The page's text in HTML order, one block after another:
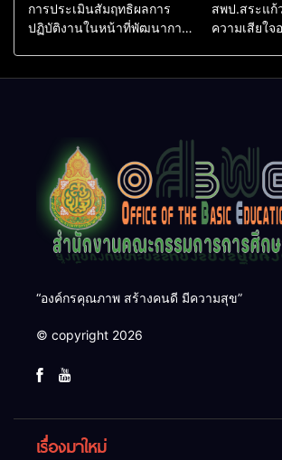
การประเมินสัมฤทธิผลการ
ปฏิบัติงานในหน้าที่พัฒนาการ
สพป.สระแก้
ความเสียใจ
“องค์กรคุณภาพ สร้างคนดี มีความสุข”
© copyright 2026
เรื่องมาใหม่